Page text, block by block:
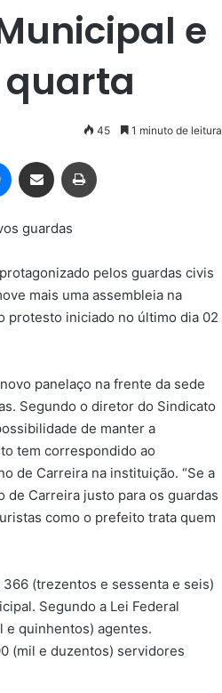
e
45 1 minuto de leitura
Messenger
Compartilhar via e-mail
guardas
pelos guardas civis
mais uma assembleia na
protesto iniciado no último dia 02
panelaço na frente da sede
Segundo o diretor do Sindicato
de manter a
tem correspondido ao
de Carreira na instituição. “Se a
Carreira justo para os guardas
como o prefeito trata quem
(trezentos e sessenta e seis)
Segundo a Lei Federal
e quinhentos) agentes.
(mil e duzentos) servidores